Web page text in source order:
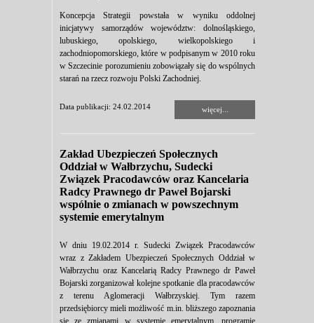
Koncepcja Strategii powstała w wyniku oddolnej
inicjatywy samorządów województw: dolnośląskiego,
lubuskiego, opolskiego, wielkopolskiego i
zachodniopomorskiego, które w podpisanym w 2010 roku
w Szczecinie porozumieniu zobowiązały się do wspólnych
starań na rzecz rozwoju Polski Zachodniej.
Data publikacji: 24.02.2014 więcej...
Zakład Ubezpieczeń Społecznych
Oddział w Wałbrzychu, Sudecki
Związek Pracodawców oraz Kancelaria
Radcy Prawnego dr Paweł Bojarski
wspólnie o zmianach w powszechnym
systemie emerytalnym
W dniu 19.02.2014 r. Sudecki Związek Pracodawców
wraz z Zakładem Ubezpieczeń Społecznych Oddział w
Wałbrzychu oraz Kancelarią Radcy Prawnego dr Paweł
Bojarski zorganizował kolejne spotkanie dla pracodawców
z terenu Aglomeracji Wałbrzyskiej. Tym razem
przedsiębiorcy mieli możliwość m.in. bliższego zapoznania
się ze zmianami w systemie emerytalnym, programie